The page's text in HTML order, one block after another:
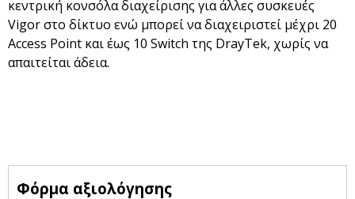
κεντρική κονσόλα διαχείρισης για άλλες συσκευές
Vigor στο δίκτυο ενώ μπορεί να διαχειριστεί μέχρι 20
Access Point και έως 10 Switch της DrayTek, χωρίς να
απαιτείται άδεια.
Φόρμα αξιολόγησης